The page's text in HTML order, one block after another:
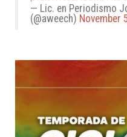
— Lic. en Periodismo
(@aweech) November